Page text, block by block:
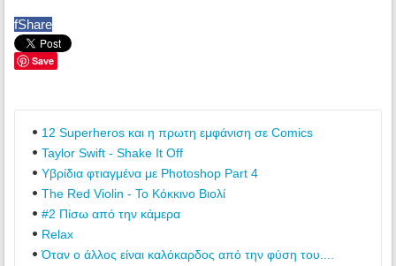
fShare
Save
12 Superheros και η πρωτη εμφάνιση σε Comics
Taylor Swift - Shake It Off
Υβρίδια φτιαγμένα με Photoshop Part 4
The Red Violin - Το Κόκκινο Βιολί
#2 Πίσω από την κάμερα
Relax
Όταν ο άλλος είναι καλόκαρδος από την φύση του....